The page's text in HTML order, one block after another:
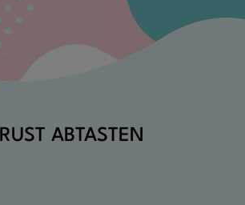
ABTASTEN